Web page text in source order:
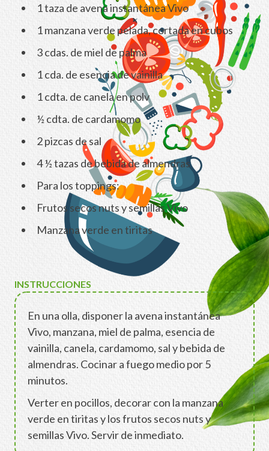
1 taza de avena instantánea Vivo
1 manzana verde pelada, cortada en cubos
3 cdas. de miel de palma
1 cda. de esencia de vainilla
1 cdta. de canela en polv
½ cdta. de cardamomo
2 pizcas de sal
4 ½ tazas de bebida de almendras
Para los toppings:
Frutos secos nuts y semillas Vivo
Manzana verde en tiritas
INSTRUCCIONES
En una olla, disponer la avena instantánea
Vivo, manzana, miel de palma, esencia de
vainilla, canela, cardamomo, sal y bebida de
almendras. Cocinar a fuego medio por 5
minutos.
Verter en pocillos, decorar con la manzana
verde en tiritas y los frutos secos nuts y
semillas Vivo. Servir de inmediato.